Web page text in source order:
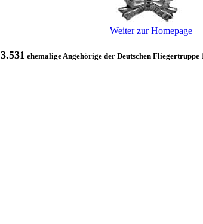
Weiter zur Homepage
3.531 ehemalige Angehörige der Deutschen Fliegertruppe